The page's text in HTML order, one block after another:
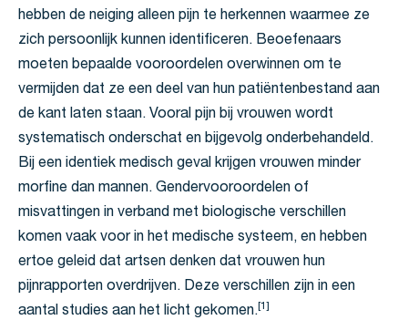
hebben de neiging alleen pijn te herkennen waarmee ze
zich persoonlijk kunnen identificeren. Beoefenaars
moeten bepaalde vooroordelen overwinnen om te
vermijden dat ze een deel van hun patiëntenbestand aan
de kant laten staan. Vooral pijn bij vrouwen wordt
systematisch onderschat en bijgevolg onderbehandeld.
Bij een identiek medisch geval krijgen vrouwen minder
morfine dan mannen. Gendervooroordelen of
misvattingen in verband met biologische verschillen
komen vaak voor in het medische systeem, en hebben
ertoe geleid dat artsen denken dat vrouwen hun
pijnrapporten overdrijven. Deze verschillen zijn in een
aantal studies aan het licht gekomen.[1]